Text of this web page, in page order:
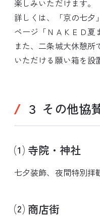
楽しみいただけます。
詳しくは、「京の七夕
ページ「ＮＡＫＥＤ夏
また、二条城大休憩
いただける願い箱を設
３ その他協
⑴ 寺院・神社
七夕装飾、夜間特別拝
⑵ 商店街